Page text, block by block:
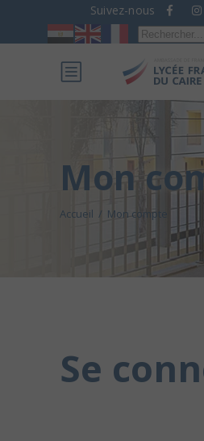
Suivez-nous
Mon
Accueil / Mon compte
Se